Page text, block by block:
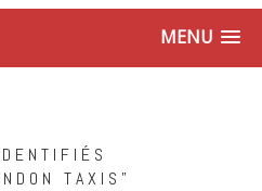
MENU
TAXIS”